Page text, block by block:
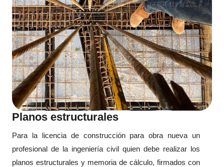
Planos estructurales
Para la licencia de construcción para obra nueva un
profesional de la ingeniería civil quien debe realizar los
planos estructurales y memoria de cálculo, firmados con